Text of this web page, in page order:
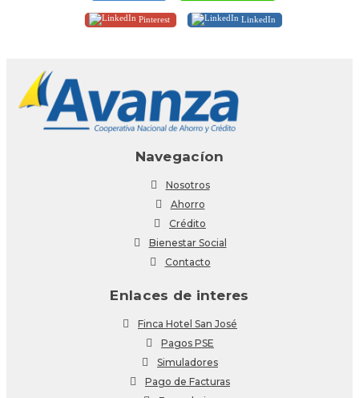
Pinterest LinkedIn
Navegacíon
Nosotros
Ahorro
Crédito
Bienestar Social
Contacto
Enlaces de interes
Finca Hotel San José
Pagos PSE
Simuladores
Pago de Facturas